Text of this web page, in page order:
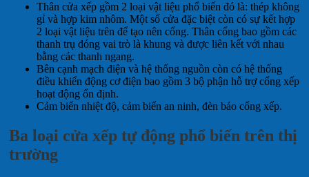
Thân cửa xếp gồm 2 loại vật liệu phổ biến đó là: thép không
gỉ và hợp kim nhôm. Một số cửa đặc biệt còn có sự kết hợp
2 loại vật liệu trên để tạo nên cổng. Thân cổng bao gồm các
thanh trụ đóng vai trò là khung và được liên kết với nhau
bằng các thanh ngang.
Bên cạnh mạch điện và hệ thống nguồn còn có hệ thống
điều khiển động cơ điện bao gồm 3 bộ phận hỗ trợ cổng xếp
hoạt động ổn định.
Cảm biến nhiệt độ, cảm biến an ninh, đèn báo cổng xếp.
Ba loại cửa xếp tự động phổ biến trên thị
trường